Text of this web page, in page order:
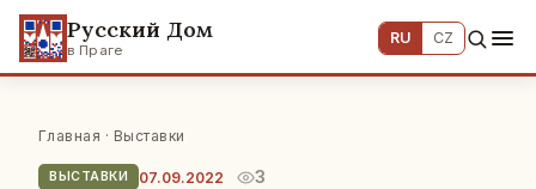
Русский Дом
в Праге
RU CZ
Главная · Выставки
ВЫСТАВКИ 07.09.2022 3